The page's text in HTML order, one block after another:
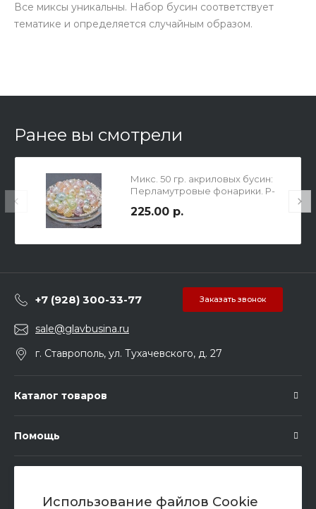
Использование файлов Cookie
Все миксы уникальны. Набор бусин соответствует
тематике и определяется случайным образом.
Ранее вы смотрели
Микс. 50 гр. акриловых бусин:
Перламутровые фонарики. Р-
225.00 р.
+7 (928) 300-33-77 Заказать звонок
sale@glavbusina.ru
г. Ставрополь, ул. Тухачевского, д. 27
Каталог товаров
Помощь